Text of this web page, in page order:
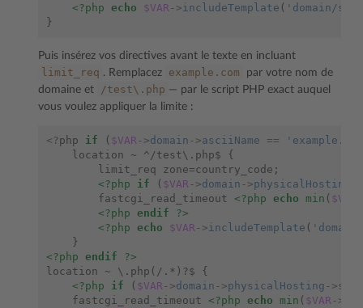
<?php echo $VAR->includeTemplate ( 'domain/
}
Puis insérez vos directives avant le texte en incluant
limit_req . Remplacez example.com
par votre nom de
domaine et
/test\.php — par le script PHP exact auquel
vous voulez appliquer la limite :
<? php if ( $VAR->domain ->asciiName ==
    location ~ ^/test\.php$ {
        limit_req zone=country_code;
<?php
if ( $VAR->domain ->physicalHosting
        fastcgi_read_timeout
<?php echo min ( $VAR
<?php endif
?>
<?php echo $VAR->includeTemplate (
    }
<?php endif
?>
location ~ \.php(/.*)?$ {
<?php
if ( $VAR->domain ->physicalHosting ->
    fastcgi_read_timeout
<?php echo min ( $VAR->